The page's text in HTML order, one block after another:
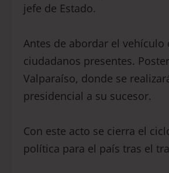
jefe de Estado.
Antes de abordar el
ciudadanos presentes.
Valparaíso, donde se
presidencial a su sucesor.
Con este acto se cierra el
política para el país tras el